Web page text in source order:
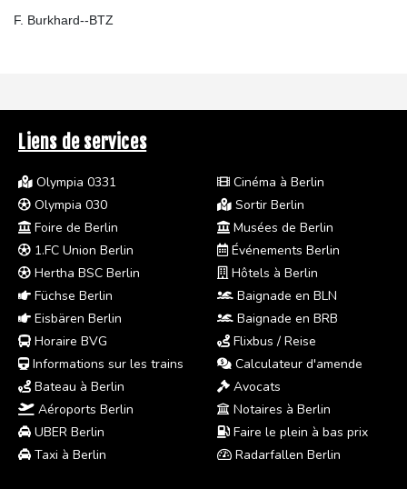
F. Burkhard--BTZ
Liens de services
Olympia 0331
Olympia 030
Foire de Berlin
1.FC Union Berlin
Hertha BSC Berlin
Füchse Berlin
Eisbären Berlin
Horaire BVG
Informations sur les trains
Bateau à Berlin
Aéroports Berlin
UBER Berlin
Taxi à Berlin
Cinéma à Berlin
Sortir Berlin
Musées de Berlin
Événements Berlin
Hôtels à Berlin
Baignade en BLN
Baignade en BRB
Flixbus / Reise
Calculateur d'amende
Avocats
Notaires à Berlin
Faire le plein à bas prix
Radarfallen Berlin